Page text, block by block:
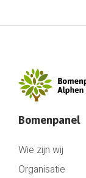
Bomenpanel
Wie zijn wij
Organisatie